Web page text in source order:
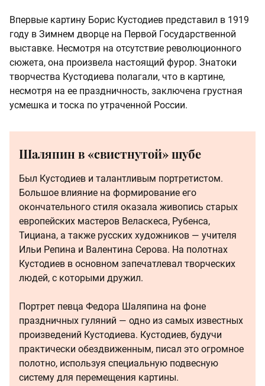
Впервые картину Борис Кустодиев представил в 1919
году в Зимнем дворце на Первой Государственной
выставке. Несмотря на отсутствие революционного
сюжета, она произвела настоящий фурор. Знатоки
творчества Кустодиева полагали, что в картине,
несмотря на ее праздничность, заключена грустная
усмешка и тоска по утраченной России.
Шаляпин в «свистнутой» шубе
Был Кустодиев и талантливым портретистом.
Большое влияние на формирование его
окончательного стиля оказала живопись старых
европейских мастеров Веласкеса, Рубенса,
Тициана, а также русских художников — учителя
Ильи Репина и Валентина Серова. На полотнах
Кустодиев в основном запечатлевал творческих
людей, с которыми дружил.
Портрет певца Федора Шаляпина на фоне
праздничных гуляний — одно из самых известных
произведений Кустодиева. Кустодиев, будучи
практически обездвиженным, писал это огромное
полотно, используя специальную подвесную
систему для перемещения картины.